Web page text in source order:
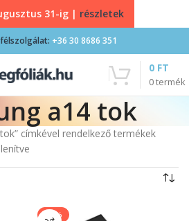
+36 30 8686 351
0termék
0 FT
a14 tok
címkével rendelkező termékek
-17%
31-ig | részletek